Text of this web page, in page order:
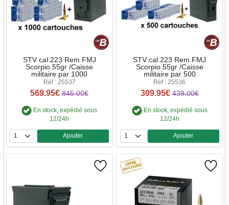
STV cal.223 Rem FMJ
Scorpio 55gr /Caisse
militaire par 1000
Réf : 25537
569.95€ 845.00€
En stock, expédié sous
12/24h
Quantité
Ajouter
STV cal.223 Rem FMJ
Scorpio 55gr /Caisse
militaire par 500
Réf : 25536
309.95€ 439.00€
En stock, expédié sous
12/24h
Quantité
Ajouter